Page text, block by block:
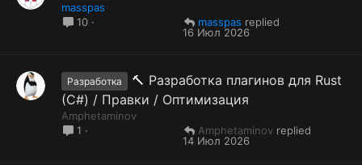
masspas
10
16 Июл 2026
masspas
Разработка
🔨 Разработка плагинов для Rust
(C#) / Правки / Оптимизация
Amphetaminov
1
14 Июл 2026
Amphetaminov